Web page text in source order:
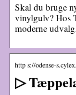
Skal du bruge
vinylgulv? Hos
moderne
http s://odense-
▷